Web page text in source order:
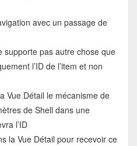
avec un passage de
supporte pas autre chose que
l’ID de l’item et non
Vue Détail le mécanisme de
de Shell dans une
l’ID
la Vue Détail pour recevoir ce